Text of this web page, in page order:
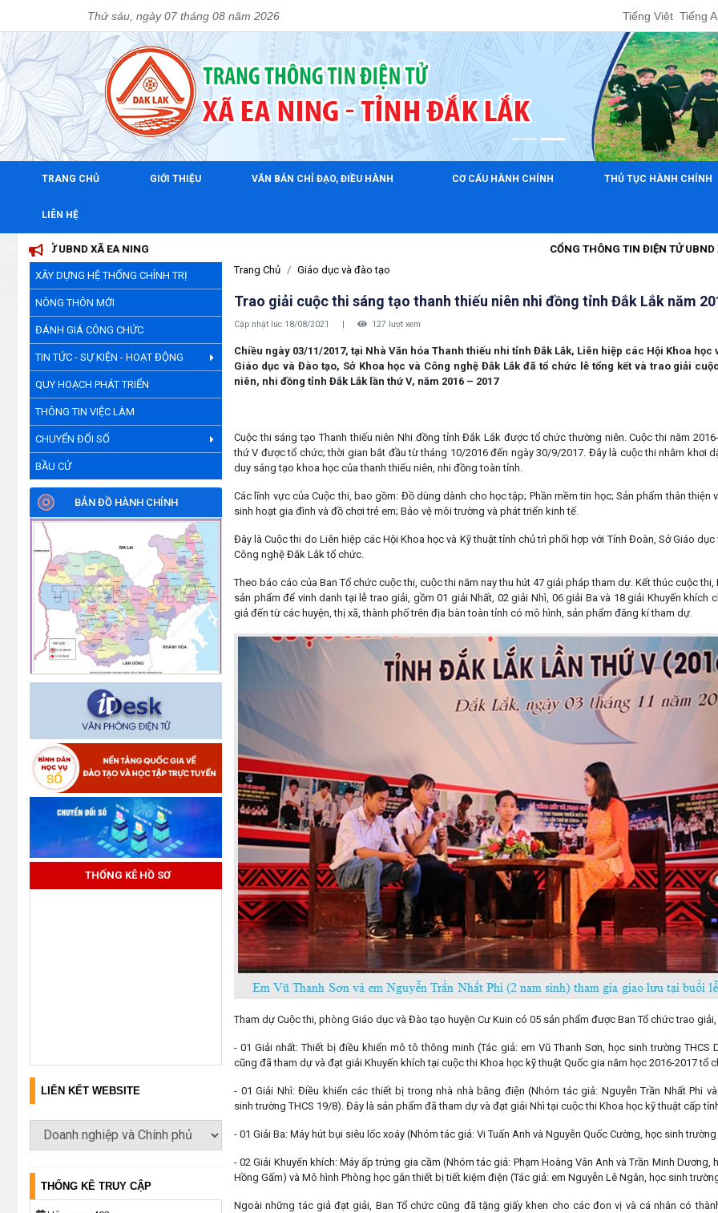
Thứ sáu, ngày 07 tháng 08 năm 2026 Tiếng Việt Tiếng
TRANG CHỦ GIỚI THIỆU VĂN BẢN CHỈ ĐẠO, ĐIỀU HÀNH CƠ CẤU HÀNH CHÍNH THỦ TỤC HÀNH CHÍNH
LIÊN HỆ
XÃ EA NING CỔNG THÔNG TIN ĐIỆN TỬ UBND XÃ EA NING
XÂY DỰNG HỆ THỐNG CHÍNH TRỊ
NÔNG THÔN MỚI
ĐÁNH GIÁ CÔNG CHỨC
TIN TỨC - SỰ KIỆN - HOẠT ĐỘNG
QUY HOẠCH PHÁT TRIỂN
THÔNG TIN VIỆC LÀM
CHUYỂN ĐỔI SỐ
BẦU CỬ
BẢN ĐỒ HÀNH CHÍNH
THỐNG KÊ HỒ SƠ
LIÊN KẾT WEBSITE
THỐNG KÊ TRUY CẬP
Trang Chủ Giáo dục và đào tạo
Trao giải cuộc thi sáng tạo thanh thiếu niên nhi đồng tỉnh Đắk Lắk năm
Cập nhật lúc:18/08/2021 | 127 lượt xem
Chiều ngày 03/11/2017, tại Nhà Văn hóa Thanh thiếu nhi tỉnh Đắk Lắk, Liên hiệp các Hội Khoa học
Giáo dục và Đào tạo, Sở Khoa học và Công nghệ Đắk Lắk đã tổ chức lễ tổng kết và trao giải
niên, nhi đồng tỉnh Đắk Lắk lần thứ V, năm 2016 – 2017
Cuộc thi sáng tạo Thanh thiếu niên Nhi đồng tỉnh Đắk Lắk được tổ chức thường niên. Cuộc thi năm
thứ V được tổ chức; thời gian bắt đầu từ tháng 10/2016 đến ngày 30/9/2017. Đây là cuộc thi nhằm khơi
duy sáng tạo khoa học của thanh thiếu niên, nhi đồng toàn tỉnh.
Các lĩnh vực của Cuộc thi, bao gồm: Đồ dùng dành cho học tập; Phần mềm tin học; Sản phẩm thân thiện
sinh hoạt gia đình và đồ chơi trẻ em; Bảo vệ môi trường và phát triển kinh tế.
Đây là Cuộc thi do Liên hiệp các Hội Khoa học và Kỹ thuật tỉnh chủ trì phối hợp với Tỉnh Đoàn, Sở Giáo
Công nghệ Đắk Lắk tổ chức.
Theo báo cáo của Ban Tổ chức cuộc thi, cuộc thi năm nay thu hút 47 giải pháp tham dự. Kết thúc cuộc thi,
sản phẩm để vinh danh tại lễ trao giải, gồm 01 giải Nhất, 02 giải Nhì, 06 giải Ba và 18 giải Khuyến khích
giả đến từ các huyện, thị xã, thành phố trên địa bàn toàn tỉnh có mô hình, sản phẩm đăng kí tham dự.
Tham dự Cuộc thi, phòng Giáo dục và Đào tạo huyện Cư Kuin có 05 sản phẩm được Ban Tổ chức trao
- 01 Giải nhất: Thiết bị điều khiển mô tô thông minh (Tác giả: em Vũ Thanh Sơn, học sinh trường THCS
cũng đã tham dự và đạt giải Khuyến khích tại cuộc thi Khoa học kỹ thuật Quốc gia năm học 2016-2017 tổ
- 01 Giải Nhì: Điều khiển các thiết bị trong nhà nhà bằng điện (Nhóm tác giả: Nguyễn Trần Nhất Phi
sinh trường THCS 19/8). Đây là sản phẩm đã tham dự và đạt giải Nhì tại cuộc thi Khoa học kỹ thuật cấp
- 01 Giải Ba: Máy hút bụi siêu lốc xoáy (Nhóm tác giả: Vi Tuấn Anh và Nguyễn Quốc Cường, học sinh trường
- 02 Giải Khuyến khích: Máy ấp trứng gia cầm (Nhóm tác giả: Phạm Hoàng Vân Anh và Trần Minh Dương,
Hồng Gấm) và Mô hình Phòng học gắn thiết bị tiết kiệm điện (Tác giả: em Nguyễn Lê Ngân, học sinh
Ngoài những tác giả đạt giải, Ban Tổ chức cũng đã tặng giấy khen cho các đon vị và cá nhân có